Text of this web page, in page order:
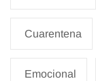
Cuarentena
Emocional